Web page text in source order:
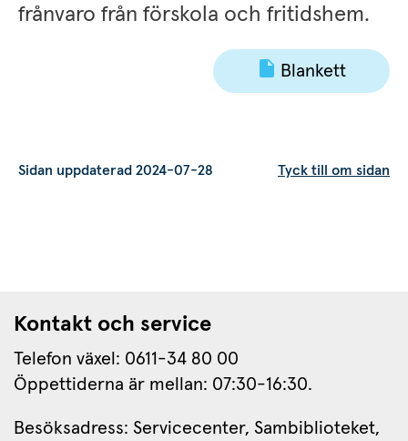
frånvaro från förskola och fritidshem.
Blankett
Sidan uppdaterad 2024-07-28 Tyck till om sidan
Kontakt och service
Telefon växel: 0611-34 80 00
Öppettiderna är mellan: 07:30-16:30.
Besöksadress: Servicecenter, Sambiblioteket,